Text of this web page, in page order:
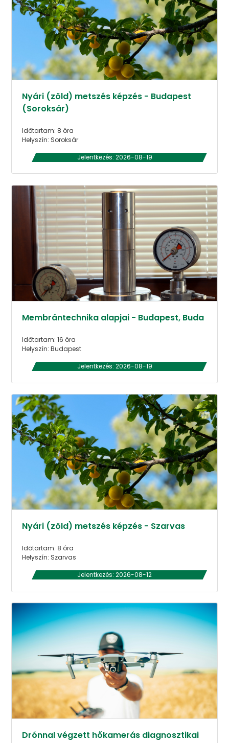
Nyári (zöld) metszés képzés - Budapest
(Soroksár)
Időtartam: 8 óra
Helyszín: Soroksár
Jelentkezés: 2026-08-19
Membrántechnika alapjai - Budapest, Buda
Időtartam: 16 óra
Helyszín: Budapest
Jelentkezés: 2026-08-19
Nyári (zöld) metszés képzés - Szarvas
Időtartam: 8 óra
Helyszín: Szarvas
Jelentkezés: 2026-08-12
Drónnal végzett hőkamerás diagnosztikai